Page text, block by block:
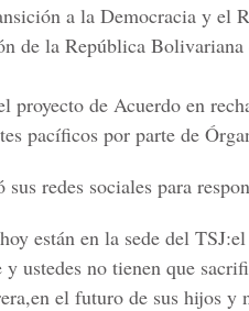
a la Democracia y el
de la República Bolivariana
proyecto de Acuerdo en
pacíficos por parte de
sus redes sociales para
están en la sede del
ustedes no tienen que
el futuro de sus hijos